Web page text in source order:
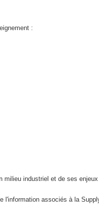
:
milieu industriel et de ses enjeux
l'information associés à la